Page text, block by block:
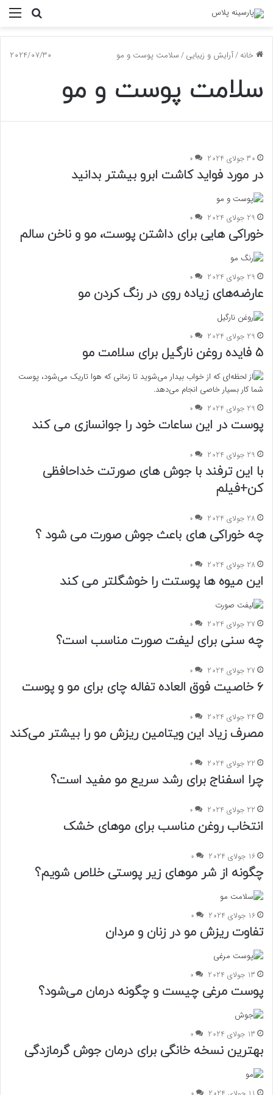
جستجو
خانه/آرایش و زیبایی/سلامت پوست و مو 2024/07/30
سلامت پوست و مو
30 جولای 2024 0
در مورد فواید کاشت ابرو بیشتر بدانید
29 جولای 2024 0
خوراکی هایی برای داشتن پوست، مو و ناخن سالم
29 جولای 2024 0
عارضه‌های زیاده روی در رنگ کردن مو
29 جولای 2024 0
5 فایده روغن نارگیل برای سلامت مو
29 جولای 2024 0
پوست در این ساعات خود را جوانسازی می کند
29 جولای 2024 0
با این ترفند با جوش های صورتت خداحافظی
کن+فیلم
28 جولای 2024 0
چه خوراکی های باعث جوش صورت می شود ؟
28 جولای 2024 0
این میوه ها پوستت را خوشگلتر می کند
27 جولای 2024 0
چه سنی برای لیفت صورت مناسب است؟
27 جولای 2024 0
۶ خاصیت فوق العاده تفاله چای برای مو و پوست
24 جولای 2024 0
مصرف زیاد این ویتامین ریزش مو را بیشتر می‌کند
22 جولای 2024 0
چرا اسفناج برای رشد سریع مو مفید است؟
22 جولای 2024 0
انتخاب روغن مناسب برای موهای خشک
16 جولای 2024 0
چگونه از شر موهای زیر پوستی خلاص شویم؟
16 جولای 2024 0
تفاوت ریزش مو در زنان و مردان
13 جولای 2024 0
پوست مرغی چیست و چگونه درمان می‌شود؟
13 جولای 2024 0
بهترین نسخه خانگی برای درمان جوش گرمازدگی